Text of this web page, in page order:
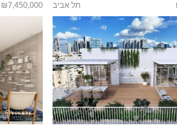
תל אביב ₪7,450,000